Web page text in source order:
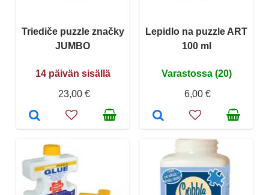
Triediče puzzle značky
JUMBO
14 päivän sisällä
23,00 €
Lepidlo na puzzle ART
100 ml
Varastossa (20)
6,00 €